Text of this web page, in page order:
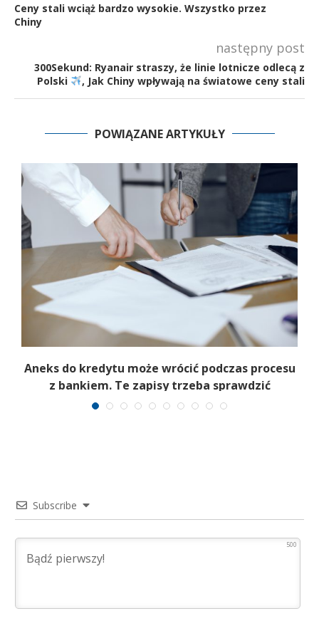
Ceny stali wciąż bardzo wysokie. Wszystko przez
Chiny
następny post
300Sekund: Ryanair straszy, że linie lotnicze odlecą z
Polski
, Jak Chiny wpływają na światowe ceny stali
POWIĄZANE ARTYKUŁY
Aneks do kredytu może wrócić podczas procesu
z bankiem. Te zapisy trzeba sprawdzić
Subscribe
500